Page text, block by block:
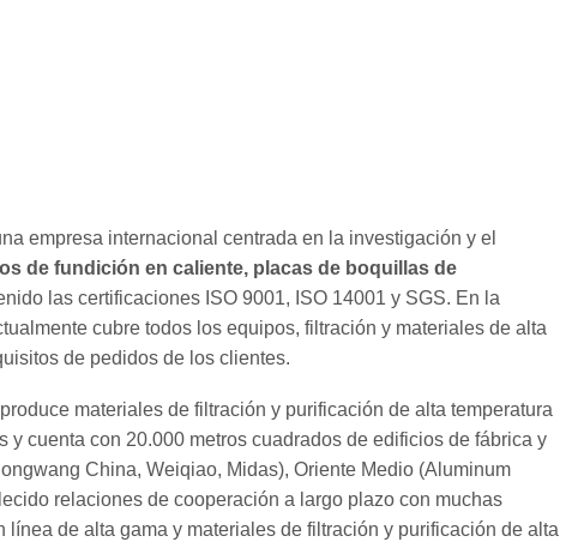
empresa internacional centrada en la investigación y el
de fundición en caliente, placas de boquillas de
las certificaciones ISO 9001, ISO 14001 y SGS. En la
cubre todos los equipos, filtración y materiales de alta
de pedidos de los clientes.
materiales de filtración y purificación de alta temperatura
cuenta con 20.000 metros cuadrados de edificios de fábrica y
China, Weiqiao, Midas), Oriente Medio (Aluminum
relaciones de cooperación a largo plazo con muchas
de alta gama y materiales de filtración y purificación de alta